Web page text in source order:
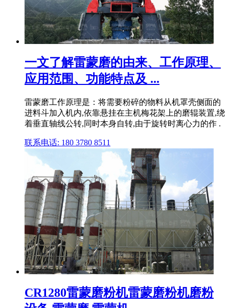
一文了解雷蒙磨的由来、工作原理、
应用范围、功能特点及 ...
雷蒙磨工作原理是：将需要粉碎的物料从机罩壳侧面的
进料斗加入机内,依靠悬挂在主机梅花架上的磨辊装置,绕
着垂直轴线公转,同时本身自转,由于旋转时离心力的作 .
联系电话: 180 3780 8511
CR1280雷蒙磨粉机雷蒙磨粉机磨粉